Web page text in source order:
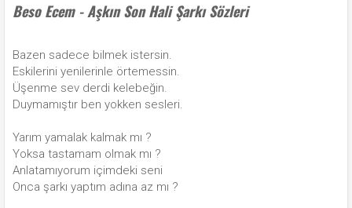
Beso Ecem - Aşkın Son Hali Şarkı Sözleri
Bazen sadece bilmek istersin.
Eskilerini yenilerinle örtemessin.
Üşenme sev derdi kelebeğin.
Duymamıştır ben yokken sesleri.
Yarım yamalak kalmak mı ?
Yoksa tastamam olmak mı ?
Anlatamıyorum içimdeki seni
Onca şarkı yaptım adına az mı ?